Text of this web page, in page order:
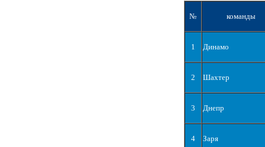
№ команды
1 Динамо
2 Шахтер
3 Днепр
4 Заря